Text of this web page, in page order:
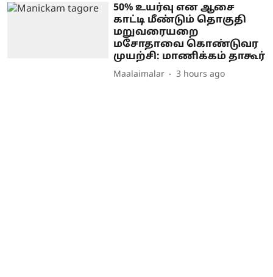
50% உயர்வு என ஆசை
காட்டி மீண்டும் தொகுதி
மறுவரையறை
மசோதாவை கொண்டுவர
முயற்சி: மாணிக்கம் தாகூர்
Maalaimalar 3 hours ago